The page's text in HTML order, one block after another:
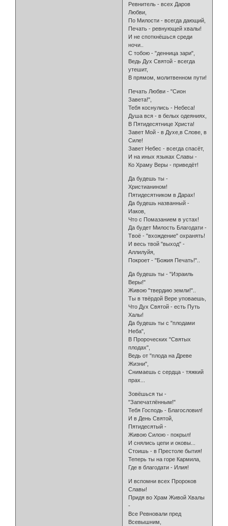
Ревнитель - всех Даров
Любви,
По Милости - всегда дающий,
Печать - ревнующей хвалы!
И не споткнёшься среди
ночи..
С тобою - "денница зари",
Ведь Дух Святой - всегда
утешит,
В прямом, молитвенном пути!
Печать Любви - "Сион
Завета!",
Тебя коснулись - Небеса!
Душа вся - в белых одеяниях,
В Пятидесятнице Христа!
Завет Мой - в Духе,в Слове, в
Силе!
Завет Небес - всегда спасёт,
И на иных языках Славы -
Ко Храму Веры - приведёт!
Да будешь ты -
Христианином!
Пятидесятником в Дарах!
Да будешь названный -
Иаков,
Что с Помазанием в устах!
Да будет Милость Благодати -
Твоё - "вхождение" охранять!
И весь твой "выход" -
Аллилуйя,
Покроет - "Божия Печать!"..
Да будешь ты - "Израиль
Веры!"
Живою "твердию земли!"..
Ты в твёрдой Вере уповаешь,
Что Дух Святой - есть Путь
Халы!
Да будешь ты с "плодами
Неба",
В Пророческих "Святых
плодах",
Ведь от "плода на Древе
Жизни",
Снимаешь с сердца - тяжкий
прах...
Зовёшься ты -
"Запечатлённым!"
Тебя Господь - Благословил!
И в День Святой,
Пятидесятый -
Живою Силою - покрыл!
И снялись цепи и оковы...
Стоишь - в Престоле бытия!
Теперь ты на горе Кармила,
Где в благодати - Илия!
И вспомни всех Пророков
Славы!
Придя во Храм Живой Хвалы
-
Все Ревновали пред
Всевышним,